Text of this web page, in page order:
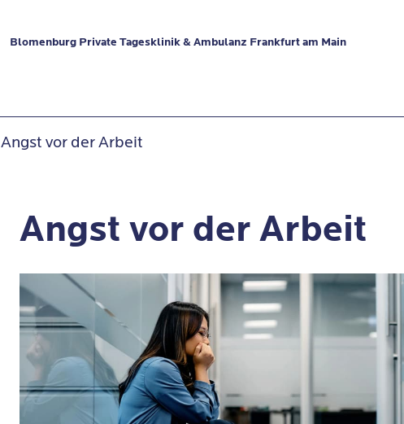
Zur Startseite
Blomenburg Private Tagesklinik & Ambulanz Frankfurt am Main
Angst vor der Arbeit
Angst vor der Arbeit